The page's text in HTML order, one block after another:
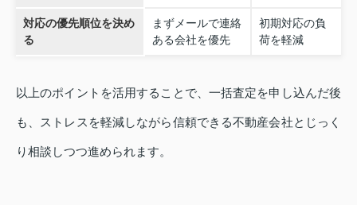
対応の優先順位を決め
る
まずメールで連絡
ある会社を優先
初期対応の負
荷を軽減
以上のポイントを活用することで、一括査定を申し込んだ後
も、ストレスを軽減しながら信頼できる不動産会社とじっく
り相談しつつ進められます。